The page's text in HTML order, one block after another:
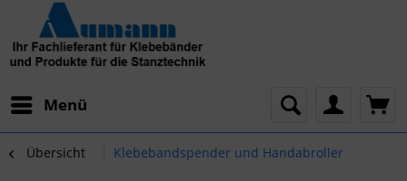
Menü
Übersicht Klebebandspender und Handabroller